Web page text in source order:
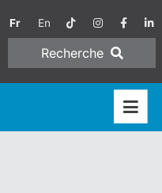
Fr En
Recherche